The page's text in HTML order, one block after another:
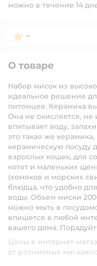
можно в течение 14
Рейтинг:
–
О товаре
Набор мисок из
идеальное решение
питомцев. Керамика
Она не окисляется,
впитывает воду,
это такая же
керамическую посуду
взрослых кошек, для
котят и маленьких
(хомяков и морских
блюдца, что удобно
воды. Объем миски
можно мыть в
впишется в любой
вашего дома.
Цены в интернет-
от розничных